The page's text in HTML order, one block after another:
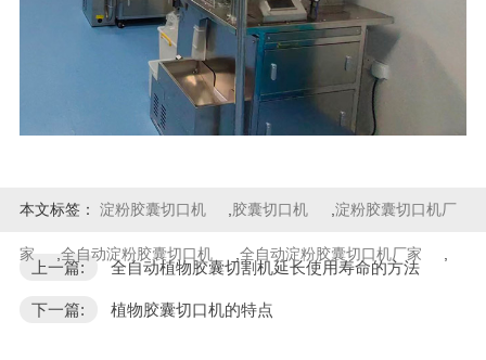
本文标签： 淀粉胶囊切口机 胶囊切口机 淀粉胶囊切口机厂
家 ,全自动淀粉胶囊切口机 全自动淀粉胶囊切口机厂家
上一篇: 全自动植物胶囊切割机延长使用寿命的方法
下一篇: 植物胶囊切口机的特点